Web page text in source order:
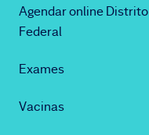
Agendar online Distrito
Federal
Exames
Vacinas